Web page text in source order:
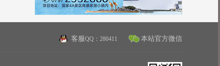
客服QQ：280411 本站官方微信